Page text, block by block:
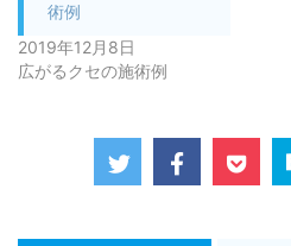
術例
2019年12月8日
広がるクセの施術例